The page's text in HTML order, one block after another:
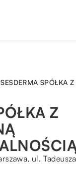
SESDERMA SPÓŁKA
Z
ul.